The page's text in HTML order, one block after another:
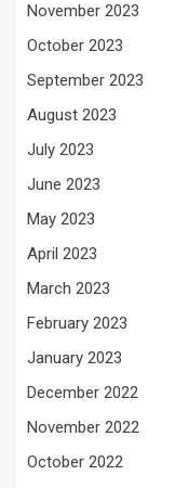
November 2023
October 2023
September 2023
August 2023
July 2023
June 2023
May 2023
April 2023
March 2023
February 2023
January 2023
December 2022
November 2022
October 2022